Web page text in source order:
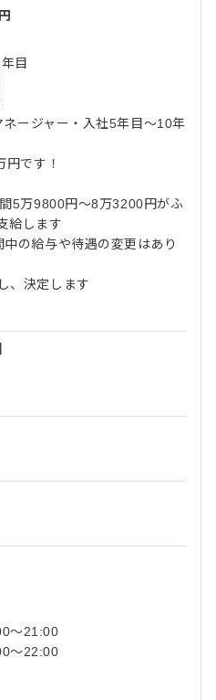
目
ージャー・入社5年目～10年
です！
5万9800円～8万3200円がふ
給します
の給与や待遇の変更はあり
、決定します
～21:00
～22:00